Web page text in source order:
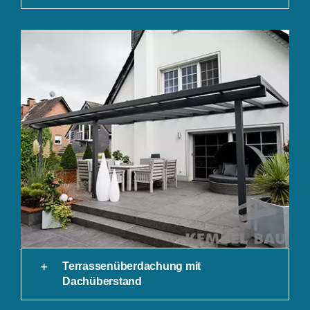
Terrassenüberdachung mit
Dachüberstand